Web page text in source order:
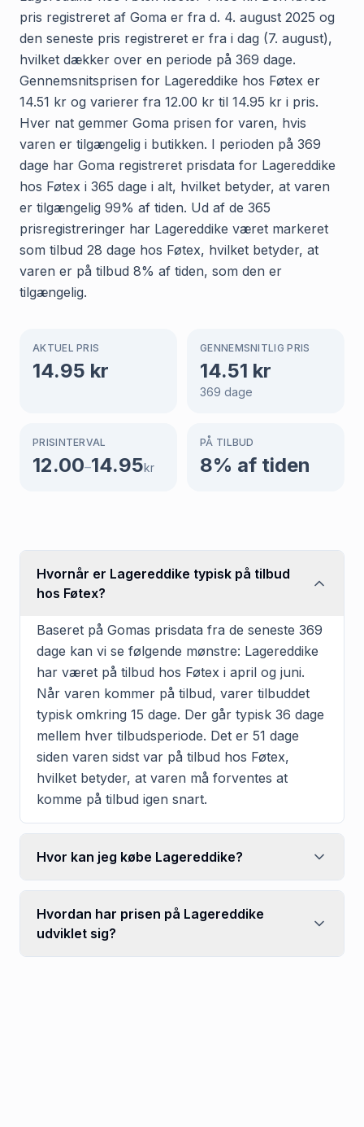
pris registreret af Goma er fra d. 4. august 2025 og
den seneste pris registreret er fra i dag (7. august),
hvilket dækker over en periode på 369 dage.
Gennemsnitsprisen for Lagereddike hos Føtex er
14.51 kr og varierer fra 12.00 kr til 14.95 kr i pris.
Hver nat gemmer Goma prisen for varen, hvis
varen er tilgængelig i butikken. I perioden på 369
dage har Goma registreret prisdata for Lagereddike
hos Føtex i 365 dage i alt, hvilket betyder, at varen
er tilgængelig 99% af tiden. Ud af de 365
prisregistreringer har Lagereddike været markeret
som tilbud 28 dage hos Føtex, hvilket betyder, at
varen er på tilbud 8% af tiden, som den er
tilgængelig.
AKTUEL PRIS
14.95 kr
GENNEMSNITLIG PRIS
14.51 kr
369 dage
PRISINTERVAL
12.00–14.95kr
PÅ TILBUD
8% af tiden
Hvornår er Lagereddike typisk på tilbud
hos Føtex?
Baseret på Gomas prisdata fra de seneste 369
dage kan vi se følgende mønstre: Lagereddike
har været på tilbud hos Føtex i april og juni.
Når varen kommer på tilbud, varer tilbuddet
typisk omkring 15 dage. Der går typisk 36 dage
mellem hver tilbudsperiode. Det er 51 dage
siden varen sidst var på tilbud hos Føtex,
hvilket betyder, at varen må forventes at
komme på tilbud igen snart.
Hvor kan jeg købe Lagereddike?
Hvordan har prisen på Lagereddike
udviklet sig?